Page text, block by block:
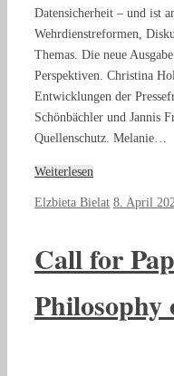
Datensicherheit – und ist
Wehrdienstreformen,
Themas. Die neue
Perspektiven. Christina
Entwicklungen der
Schönbächler und Jannis
Quellenschutz. Melanie…
Weiterlesen
Elzbieta Bielat 8. April
Call for
Philosophy